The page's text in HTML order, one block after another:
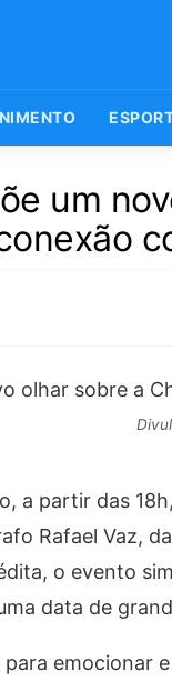
um
a partir das
Rafael Vaz,
o evento
data de
emocionar